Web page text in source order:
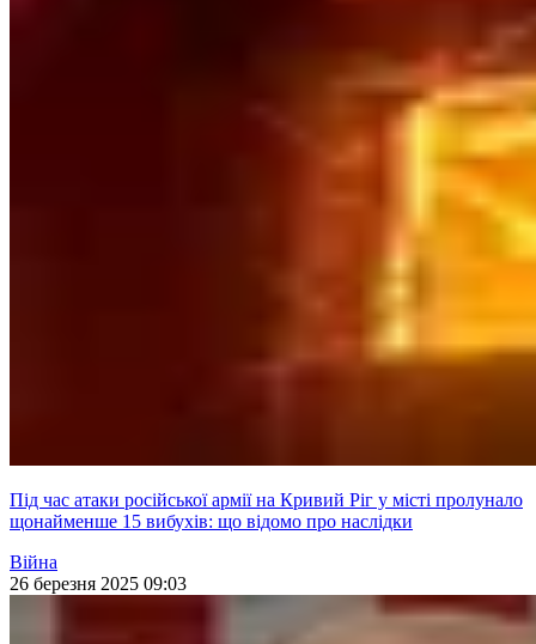
Під час атаки російської армії на Кривий Ріг у місті пролунало
щонайменше 15 вибухів: що відомо про наслідки
Війна
26 березня 2025 09:03